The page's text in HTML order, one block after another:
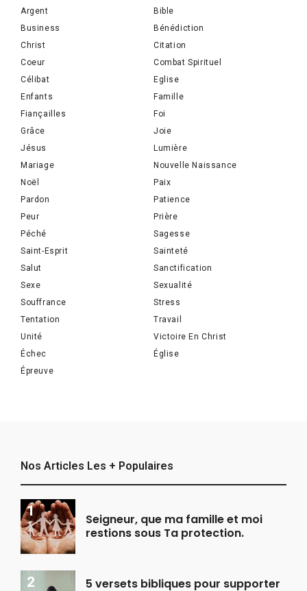
Argent
Bible
Business
Bénédiction
Christ
Citation
Coeur
Combat Spirituel
Célibat
Eglise
Enfants
Famille
Fiançailles
Foi
Grâce
Joie
Jésus
Lumière
Mariage
Nouvelle Naissance
Noël
Paix
Pardon
Patience
Peur
Prière
Péché
Sagesse
Saint-Esprit
Sainteté
Salut
Sanctification
Sexe
Sexualité
Souffrance
Stress
Tentation
Travail
Unité
Victoire En Christ
Échec
Église
Épreuve
Nos Articles Les + Populaires
Seigneur, que ma famille et moi
restions sous Ta protection.
5 versets bibliques pour supporter